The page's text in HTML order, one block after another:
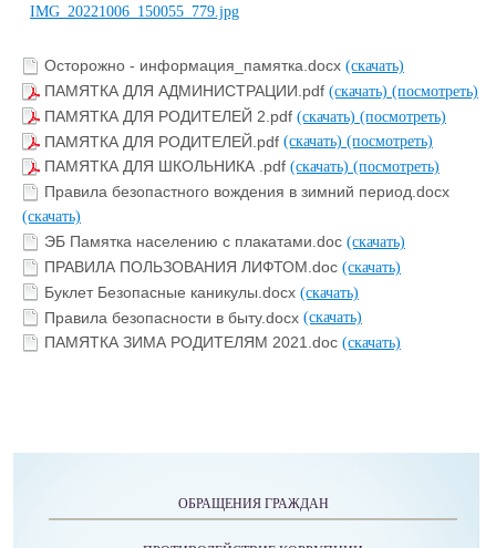
Осторожно - информация_памятка.docx (скачать)
ПАМЯТКА ДЛЯ АДМИНИСТРАЦИИ.pdf (скачать) (посмотреть)
ПАМЯТКА ДЛЯ РОДИТЕЛЕЙ 2.pdf (скачать) (посмотреть)
ПАМЯТКА ДЛЯ РОДИТЕЛЕЙ.pdf (скачать) (посмотреть)
ПАМЯТКА ДЛЯ ШКОЛЬНИКА .pdf (скачать) (посмотреть)
Правила безопастного вождения в зимний период.docx
(скачать)
ЭБ Памятка населению c плакатами.doc (скачать)
ПРАВИЛА ПОЛЬЗОВАНИЯ ЛИФТОМ.doc (скачать)
Буклет Безопасные каникулы.docx (скачать)
Правила безопасности в быту.docx (скачать)
ПАМЯТКА ЗИМА РОДИТЕЛЯМ 2021.doc (скачать)
ОБРАЩЕНИЯ ГРАЖДАН